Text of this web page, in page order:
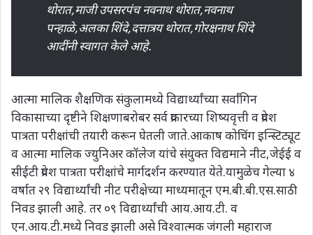
थोरात,माजी उपसरपंच नवनाथ थोरात,नवनाथ
पन्हाळे,अलका शिंदे,दत्तात्रय थोरात,गोरक्षनाथ शिंदे
आदींनी स्वागत केले आहे.
आत्मा मालिक शैक्षणिक संकुलामध्ये विद्यार्थ्यांच्या सर्वांगिन
विकासाच्या दृष्टीने शिक्षणाबरोबर सर्व प्रकारच्या शिष्यवृत्ती व प्रवेश
पात्रता परीक्षांची तयारी करून घेतली जाते.आकाष कोचिंग इन्स्टिट्यूट
व आत्मा मालिक ज्युनिअर कॉलेज यांचे संयुक्त विद्यमाने नीट,जेईई व
सीईटी प्रवेश पात्रता परीक्षांचे मार्गदर्शन करण्यात येते.यामुळेच गेल्या ४
वर्षात २९ विद्यार्थ्यांची नीट परीक्षेच्या माध्यमातून एम.बी.बी.एस.साठी
निवड झाली आहे. तर ०९ विद्यार्थ्यांची आय.आय.टी. व
एन.आय.टी.मध्ये निवड झाली असे विश्वात्मक जंगली महाराज